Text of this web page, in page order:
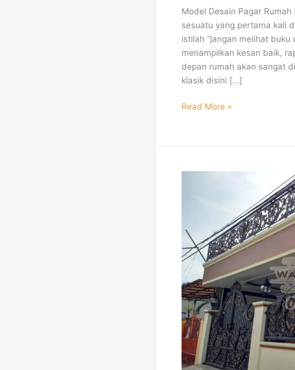
Model Desain Pagar
sesuatu yang pertama kali
istilah “jangan melihat buku
menampilkan kesan baik,
depan rumah akan sangat
klasik disini […]
Read More »
Rumah
Klasik